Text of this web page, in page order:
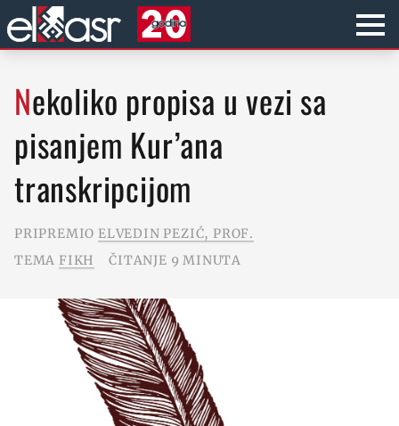
Nekoliko propisa u vezi sa
pisanjem Kur’ana
transkripcijom
PRIPREMIO ELVEDIN PEZIĆ, PROF.
TEMA FIKH ČITANJE 9 MINUTA